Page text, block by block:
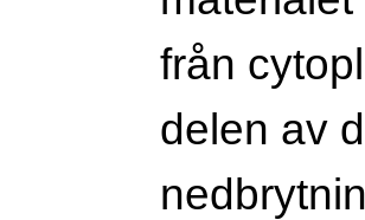
från
delen av